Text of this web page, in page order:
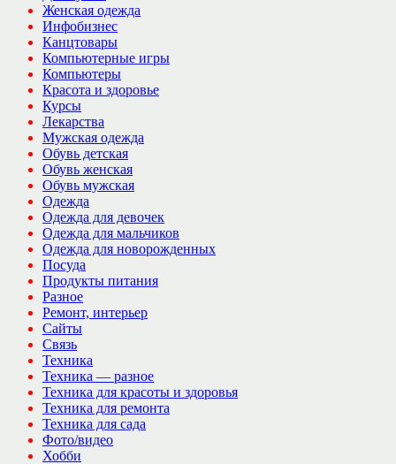
Женская одежда
Инфобизнес
Канцтовары
Компьютерные игры
Компьютеры
Красота и здоровье
Курсы
Лекарства
Мужская одежда
Обувь детская
Обувь женская
Обувь мужская
Одежда
Одежда для девочек
Одежда для мальчиков
Одежда для новорожденных
Посуда
Продукты питания
Разное
Ремонт, интерьер
Сайты
Связь
Техника
Техника — разное
Техника для красоты и здоровья
Техника для ремонта
Техника для сада
Фото/видео
Хобби